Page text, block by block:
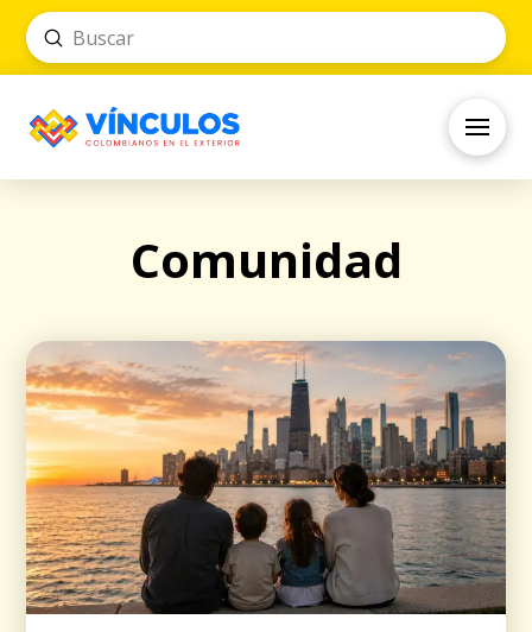
Search
Submit
Comunidad